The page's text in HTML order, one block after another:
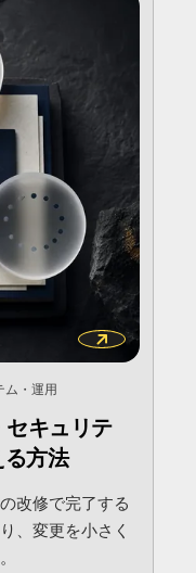
ム・運用
セキュリテ
る方法
改修で完了する
、変更を小さく